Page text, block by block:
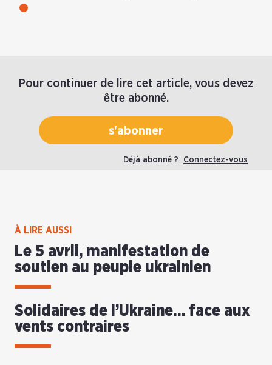
Pour continuer de lire cet article, vous devez
être abonné.
s'abonner
Déjà abonné ? Connectez-vous
À LIRE AUSSI
Le 5 avril, manifestation de
soutien au peuple ukrainien
Solidaires de l’Ukraine… face aux
vents contraires